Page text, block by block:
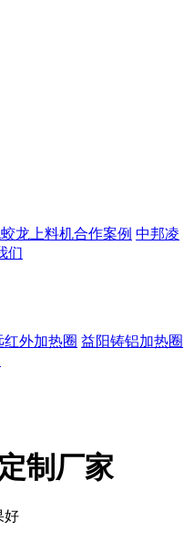
蛟龙上料机合作案例 中邦凌
们
红外加热圈 益阳铸铝加热圈
制厂家
好